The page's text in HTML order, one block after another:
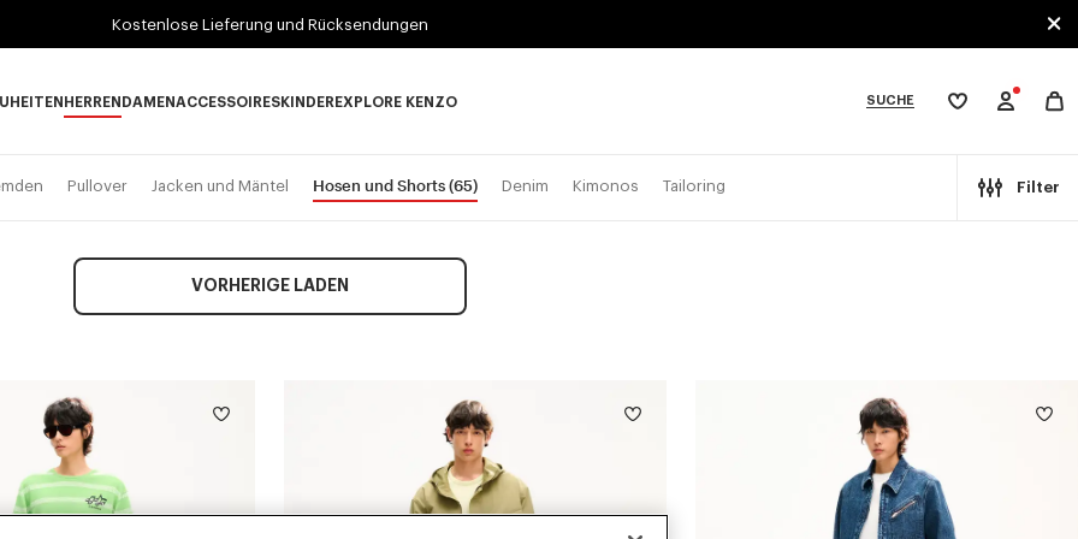
Kostenlose Lieferung und Rücksendungen
HERREN DAMENACCESSOIRESKINDER EXPLORE KENZO SUCHE
Meine
Pullover Jacken und Mäntel Hosen und Shorts(65) Denim Kimonos Tailoring Filter
VORHERIGE LADEN